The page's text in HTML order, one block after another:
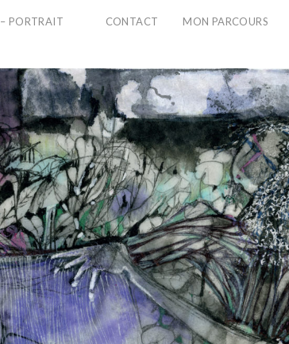
– PORTRAIT
CONTACT MON PARCOURS